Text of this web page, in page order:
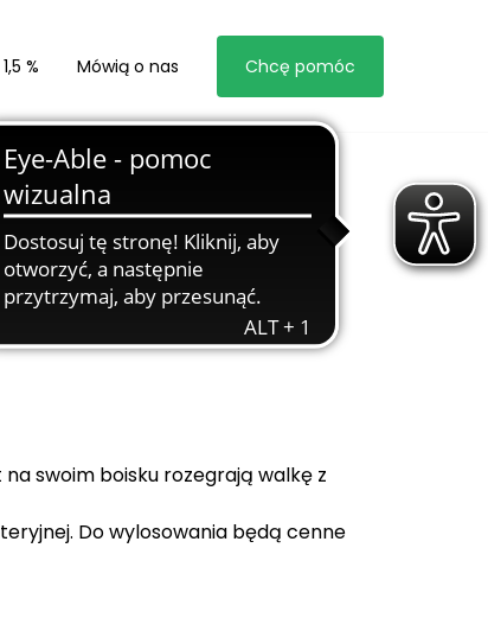
1,5 % Mówią o nas Chcę pomóc
na swoim boisku rozegrają walkę z
Do wylosowania będą cenne